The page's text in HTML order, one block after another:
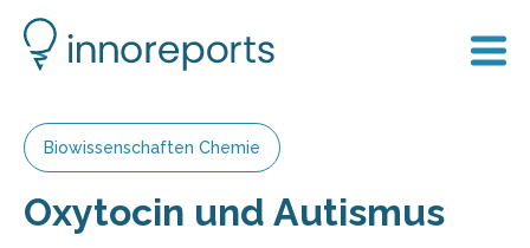
Biowissenschaften Chemie
Oxytocin und Autismus